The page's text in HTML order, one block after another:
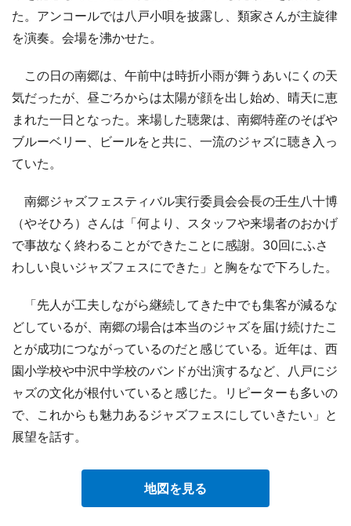
た。アンコールでは八戸小唄を披露し、類家さんが主旋律
を演奏。会場を沸かせた。
この日の南郷は、午前中は時折小雨が舞うあいにくの天
気だったが、昼ごろからは太陽が顔を出し始め、晴天に恵
まれた一日となった。来場した聴衆は、南郷特産のそばや
ブルーベリー、ビールをと共に、一流のジャズに聴き入っ
ていた。
南郷ジャズフェスティバル実行委員会会長の壬生八十博
（やそひろ）さんは「何より、スタッフや来場者のおかげ
で事故なく終わることができたことに感謝。30回にふさ
わしい良いジャズフェスにできた」と胸をなで下ろした。
「先人が工夫しながら継続してきた中でも集客が減るな
どしているが、南郷の場合は本当のジャズを届け続けたこ
とが成功につながっているのだと感じている。近年は、西
園小学校や中沢中学校のバンドが出演するなど、八戸にジ
ャズの文化が根付いていると感じた。リピーターも多いの
で、これからも魅力あるジャズフェスにしていきたい」と
展望を話す。
地図を見る